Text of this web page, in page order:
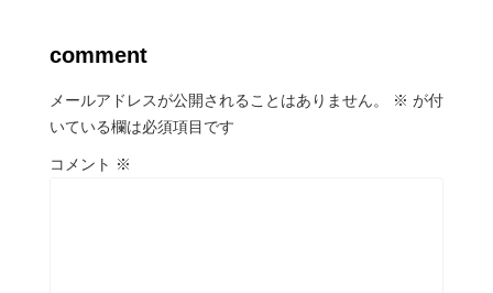
comment
メールアドレスが公開されることはありません。 ※ が付
いている欄は必須項目です
コメント ※